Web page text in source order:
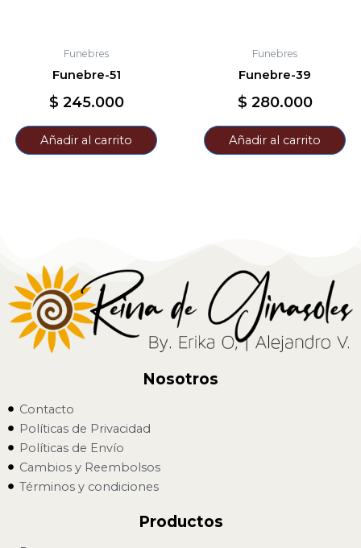
Funebres
Funebre-51
$ 245.000
Añadir al carrito
Funebres
Funebre-39
$ 280.000
Añadir al carrito
Nosotros
Contacto
Políticas de Privacidad
Políticas de Envío
Cambios y Reembolsos
Términos y condiciones
Productos